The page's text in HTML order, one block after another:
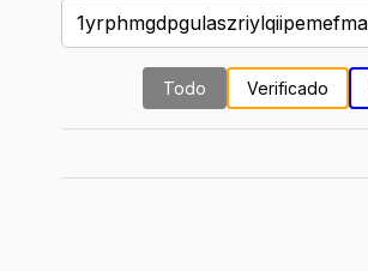
Todo Verificado